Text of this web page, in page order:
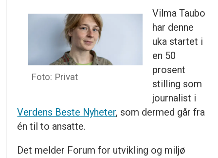
Foto: Privat
Vilma Taubo
har denne
uka startet i
en 50
prosent
stilling som
journalist i
Verdens Beste Nyheter, som dermed går fra
én til to ansatte.
Det melder Forum for utvikling og miljø